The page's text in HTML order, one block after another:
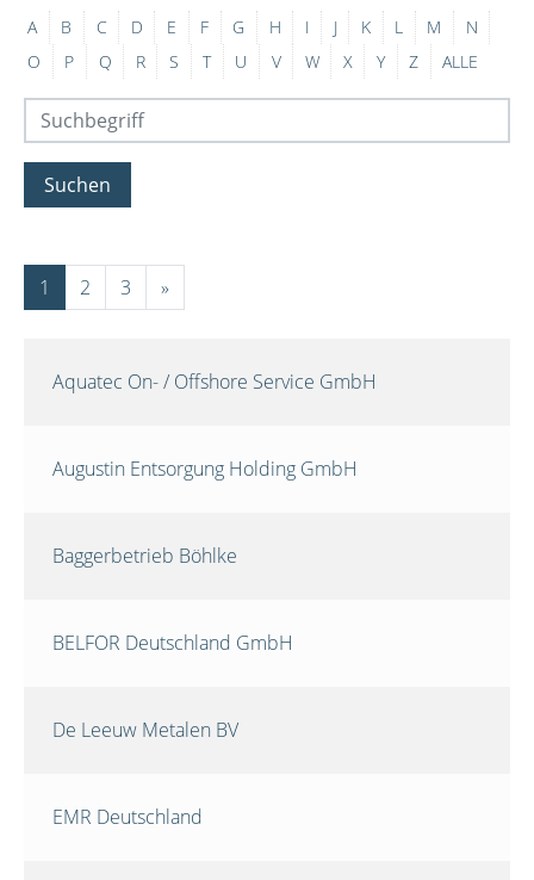
A B C D E F G H I J K L M
N
O
P Q R S T U V W X Y Z ALLE
Suchen
1 2 3 »
Aquatec On- / Offshore Service GmbH
Augustin Entsorgung Holding GmbH
Baggerbetrieb Böhlke
BELFOR Deutschland GmbH
De Leeuw Metalen BV
EMR Deutschland